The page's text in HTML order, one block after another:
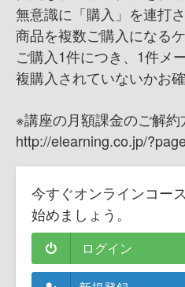
無意識に「購入」を連打
商品を複数ご購入になる
ご購入1件につき、1件メ
複購入されていないかお
※講座の月額課金のご解約
http://elearning.co.jp/
今すぐオンラインコー
始めましょう。
ログイン